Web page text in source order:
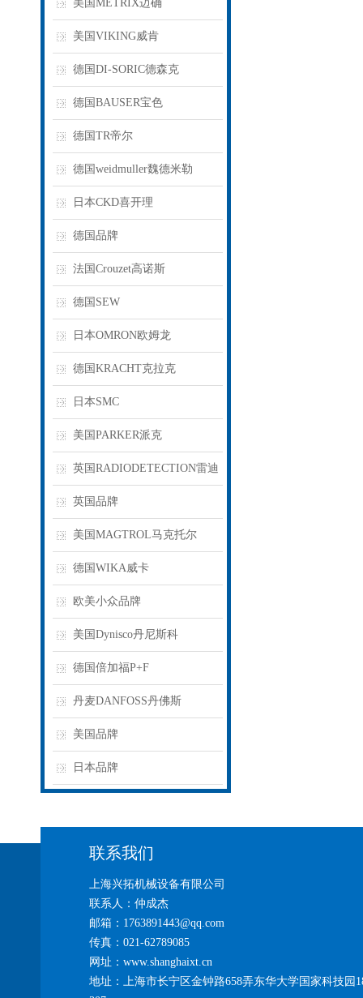
美国METRIX迈确
美国VIKING威肯
德国DI-SORIC德森克
德国BAUSER宝色
德国TR帝尔
德国weidmuller魏德米勒
日本CKD喜开理
德国品牌
法国Crouzet高诺斯
德国SEW
日本OMRON欧姆龙
德国KRACHT克拉克
日本SMC
美国PARKER派克
英国RADIODETECTION雷迪
英国品牌
美国MAGTROL马克托尔
德国WIKA威卡
欧美小众品牌
美国Dynisco丹尼斯科
德国倍加福P+F
丹麦DANFOSS丹佛斯
美国品牌
日本品牌
联系我们
上海兴拓机械设备有限公司
联系人：仲成杰
邮箱：1763891443@qq.com
传真：021-62789085
网址：www.shanghaixt.cn
地址：上海市长宁区金钟路658弄东华大学国家科技园